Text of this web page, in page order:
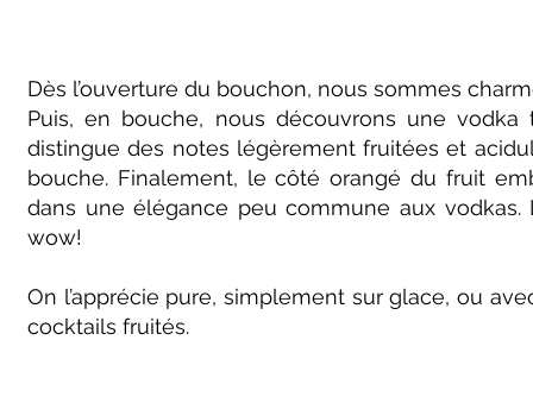
Dès l’ouverture du bouchon, nous sommes
Puis, en bouche, nous découvrons une
distingue des notes légèrement fruitées et
bouche. Finalement, le côté orangé du fruit
dans une élégance peu commune aux
wow!
On l’apprécie pure, simplement sur glace, ou
cocktails fruités.